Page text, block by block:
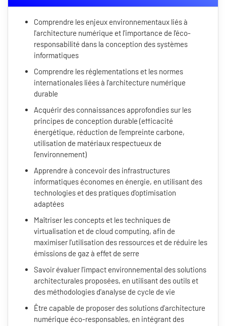
Comprendre les enjeux environnementaux liés à
l'architecture numérique et l'importance de l'éco-
responsabilité dans la conception des systèmes
informatiques
Comprendre les réglementations et les normes
internationales liées à l'architecture numérique
durable
Acquérir des connaissances approfondies sur les
principes de conception durable (efficacité
énergétique, réduction de l'empreinte carbone,
utilisation de matériaux respectueux de
l'environnement)
Apprendre à concevoir des infrastructures
informatiques économes en énergie, en utilisant des
technologies et des pratiques d'optimisation
adaptées
Maîtriser les concepts et les techniques de
virtualisation et de cloud computing, afin de
maximiser l'utilisation des ressources et de réduire les
émissions de gaz à effet de serre
Savoir évaluer l'impact environnemental des solutions
architecturales proposées, en utilisant des outils et
des méthodologies d'analyse de cycle de vie
Être capable de proposer des solutions d'architecture
numérique éco-responsables, en intégrant des